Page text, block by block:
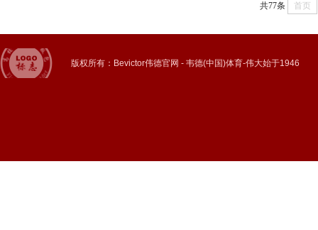
共77条 首页
版权所有：Bevictor伟德官网 - 韦德(中国)体育-伟大始于1946